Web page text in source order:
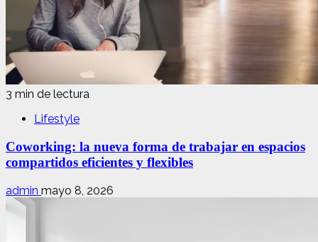
3 min de lectura
Lifestyle
Coworking: la nueva forma de trabajar en espacios
compartidos eficientes y flexibles
admin mayo 8, 2026